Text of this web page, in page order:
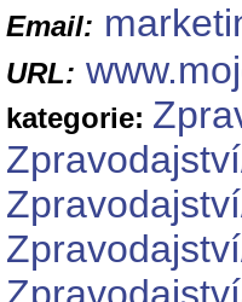
Email:
URL:
kategorie: